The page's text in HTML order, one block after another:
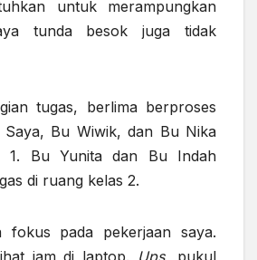
untuk merampungkan
tunda besok juga tidak
tugas, berlima berproses
Saya, Bu Wiwik, dan Bu Nika
1. Bu Yunita dan Bu Indah
di ruang kelas 2.
fokus pada pekerjaan saya.